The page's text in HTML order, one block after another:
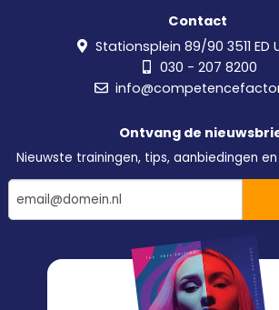
Contact
Stationsplein 89/90 3511 ED
030 - 207 8200
Ontvang de
Nieuwste trainingen, tips, aanbiedingen